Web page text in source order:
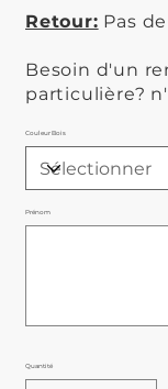
Retour: Pas
Besoin d'un
particulière?
Couleur Bois
Prénom
Quantité